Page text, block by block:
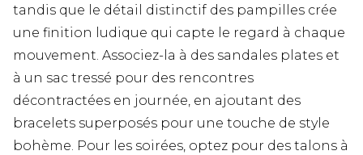
tandis que le détail distinctif des pampilles crée
une finition ludique qui capte le regard à chaque
mouvement. Associez-la à des sandales plates et
à un sac tressé pour des rencontres
décontractées en journée, en ajoutant des
bracelets superposés pour une touche de style
bohème. Pour les soirées, optez pour des talons à